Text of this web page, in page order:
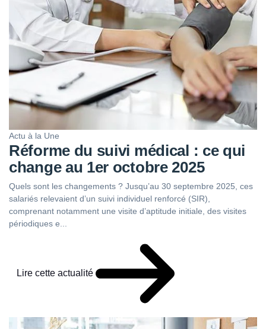
Actu à la Une
Réforme du suivi médical : ce qui
change au 1er octobre 2025
Quels sont les changements ? Jusqu’au 30 septembre 2025, ces
salariés relevaient d’un suivi individuel renforcé (SIR),
comprenant notamment une visite d’aptitude initiale, des visites
périodiques e...
Lire cette actualité